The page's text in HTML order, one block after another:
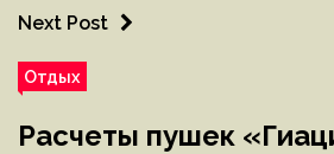
Next Post
Отдых
Расчеты пушек